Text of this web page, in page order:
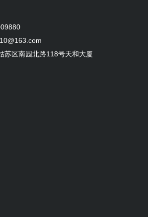
苏区南园北路118号天和大厦